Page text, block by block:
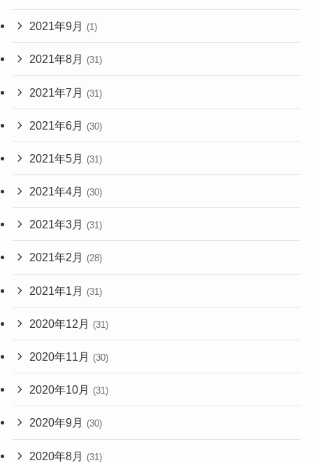
2021年9月 (1)
2021年8月 (31)
2021年7月 (31)
2021年6月 (30)
2021年5月 (31)
2021年4月 (30)
2021年3月 (31)
2021年2月 (28)
2021年1月 (31)
2020年12月 (31)
2020年11月 (30)
2020年10月 (31)
2020年9月 (30)
2020年8月 (31)